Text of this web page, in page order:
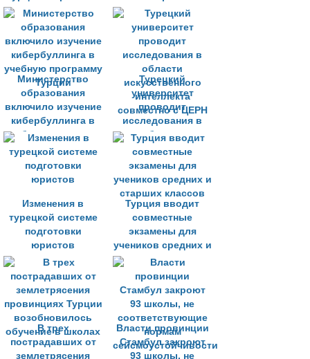
году выросла
почти на 70%
Министерство
образования
включило изучение
кибербуллинга в
учебную программу
Турции
Турецкий
университет
проводит
исследования в
области
искусственного
интеллекта
совместно с ЦЕРН
Изменения в
турецкой системе
подготовки
юристов
Турция вводит
совместные
экзамены для
учеников средних и
старших классов
В трех
пострадавших от
землетрясения
Власти провинции
Стамбул закроют
93 школы, не